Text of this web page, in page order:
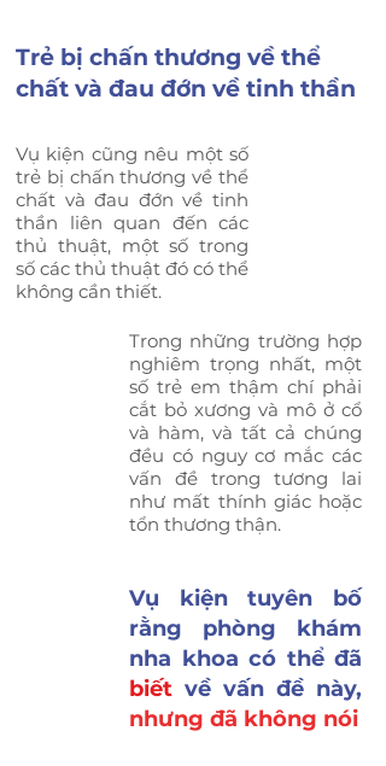
Trẻ bị chấn thương về thể
chất và đau đớn về tinh thần
Vụ kiện cũng nêu một số
trẻ bị chấn thương về thể
chất và đau đớn về tinh
thần liên quan đến các
thủ thuật, một số trong
số các thủ thuật đó có thể
không cần thiết.
Trong những trường hợp
nghiêm trọng nhất, một
số trẻ em thậm chí phải
cắt bỏ xương và mô ở cổ
và hàm, và tất cả chúng
đều có nguy cơ mắc các
vấn đề trong tương lai
như mất thính giác hoặc
tổn thương thận.
Vụ kiện tuyên bố
rằng phòng khám
nha khoa có thể đã
biết về vấn đề này,
nhưng đã không nói